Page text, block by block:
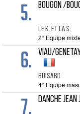
5. BOUGON /
LE K. ET LA S.
2° Equipe
6. VIAU/
BUISARD
4° Equipe
7. DANCHE